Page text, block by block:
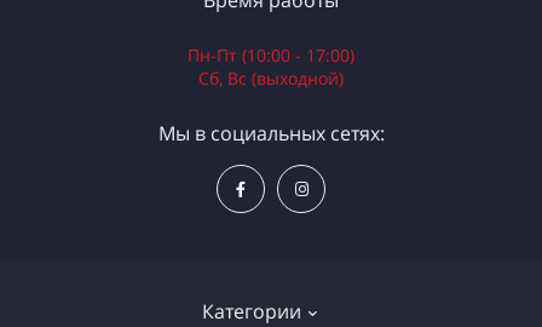
Категории
Пн-Пт (10:00 - 17:00)
Сб, Вс (выходной)
Мы в социальных сетях: